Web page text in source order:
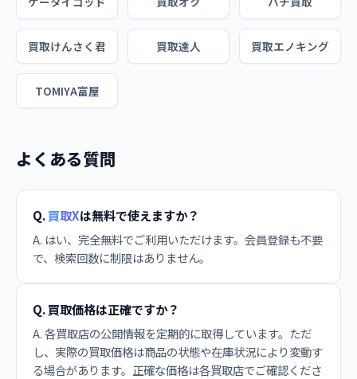
買取けんさく君 買取達人 買取エノキング
TOMIYA富屋
よくある質問
Q.買取Xは無料で使えますか？
A. はい、完全無料でご利用いただけます。会員登録も不要
で、検索回数に制限はありません。
Q. 買取価格は正確ですか？
A. 各買取店の公開情報を定期的に取得しています。ただ
し、実際の買取価格は商品の状態や在庫状況により変動す
る場合があります。正確な価格は各買取店でご確認くださ